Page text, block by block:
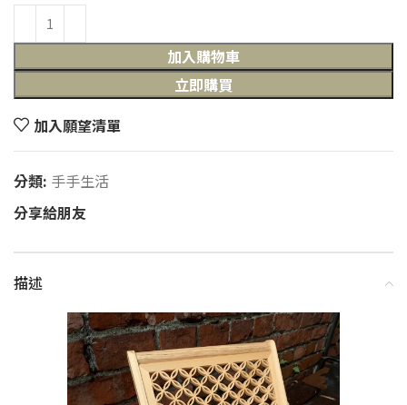
加入購物車
立即購買
加入願望清單
分類: 手手生活
分享給朋友
描述